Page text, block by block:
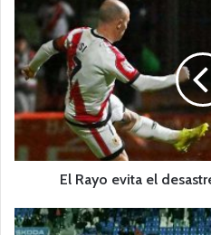
R
a
y
o
e
i
e
El Rayo evita el
E